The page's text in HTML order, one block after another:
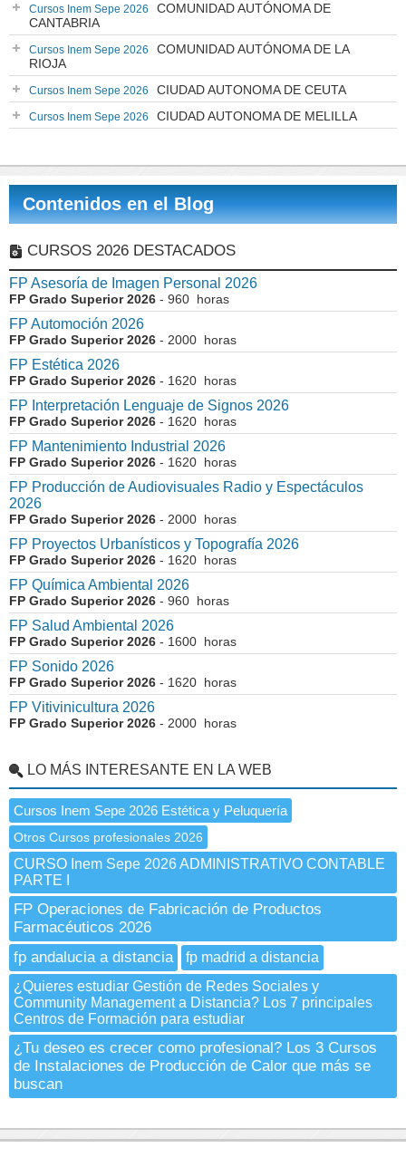
Cursos Inem Sepe 2026
COMUNIDAD AUTÓNOMA DE
CANTABRIA
Cursos Inem Sepe 2026
COMUNIDAD AUTÓNOMA DE LA
RIOJA
Cursos Inem Sepe 2026 CIUDAD AUTONOMA DE CEUTA
Cursos Inem Sepe 2026 CIUDAD AUTONOMA DE MELILLA
Contenidos en el Blog
CURSOS 2026 DESTACADOS
FP Asesoría de Imagen Personal 2026
FP Grado Superior 2026 - 960 horas
FP Automoción 2026
FP Grado Superior 2026 - 2000 horas
FP Estética 2026
FP Grado Superior 2026 - 1620 horas
FP Interpretación Lenguaje de Signos 2026
FP Grado Superior 2026 - 1620 horas
FP Mantenimiento Industrial 2026
FP Grado Superior 2026 - 1620 horas
FP Producción de Audiovisuales Radio y Espectáculos
2026
FP Grado Superior 2026 - 2000 horas
FP Proyectos Urbanísticos y Topografía 2026
FP Grado Superior 2026 - 1620 horas
FP Química Ambiental 2026
FP Grado Superior 2026 - 960 horas
FP Salud Ambiental 2026
FP Grado Superior 2026 - 1600 horas
FP Sonido 2026
FP Grado Superior 2026 - 1620 horas
FP Vitivinicultura 2026
FP Grado Superior 2026 - 2000 horas
LO MÁS INTERESANTE EN LA WEB
Cursos Inem Sepe 2026 Estética y Peluquería
Otros Cursos profesionales 2026
CURSO Inem Sepe 2026 ADMINISTRATIVO CONTABLE
PARTE I
FP Operaciones de Fabricación de Productos
Farmacéuticos 2026
fp andalucia a distancia
fp madrid a distancia
¿Quieres estudiar Gestión de Redes Sociales y
Community Management a Distancia? Los 7 principales
Centros de Formación para estudiar
¿Tu deseo es crecer como profesional? Los 3 Cursos
de Instalaciones de Producción de Calor que más se
buscan